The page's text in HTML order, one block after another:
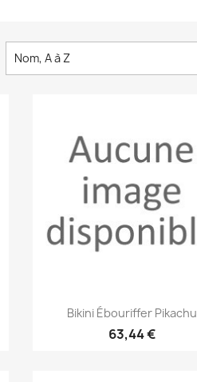
Nom, A à Z
Aperçu rapide
Bikini Ébouriffer Pikachu
63,44 €